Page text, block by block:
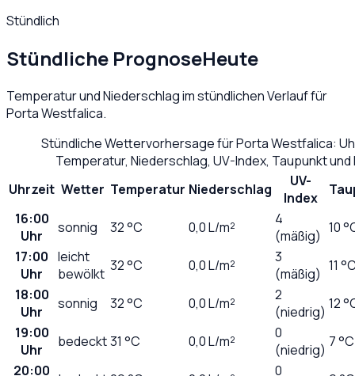
Stündlich
Stündliche PrognoseHeute
Temperatur und Niederschlag im stündlichen Verlauf für
Porta Westfalica.
Stündliche Wettervorhersage fürPorta Westfalica:
Temperatur, Niederschlag, UV-Index, Taupunkt
Uhrzeit Wetter Temperatur Niederschlag
UV-
Index
16:00
Uhr
sonnig 32°C 0,0L/m²
4
(mäßig) 10
17:00
Uhr
leicht
bewölkt 32°C 0,0L/m²
3
(mäßig) 11
18:00
Uhr
sonnig 32°C 0,0L/m²
2
(niedrig) 12
19:00
Uhr
bedeckt31 °C 0,0L/m²
0
(niedrig) 7 °C
20:00
0